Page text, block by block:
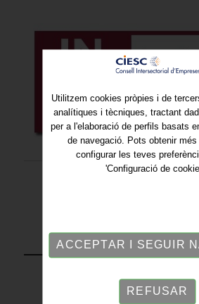
TORNAR
Utilitzem cookies pròpies i de
analítiques i tècniques, tractant
per a l'elaboració de perfils basats
de navegació. Pots obtenir
configurar les teves
'Configuració de
ACCEPTAR I SEGUIR
REFUSAR